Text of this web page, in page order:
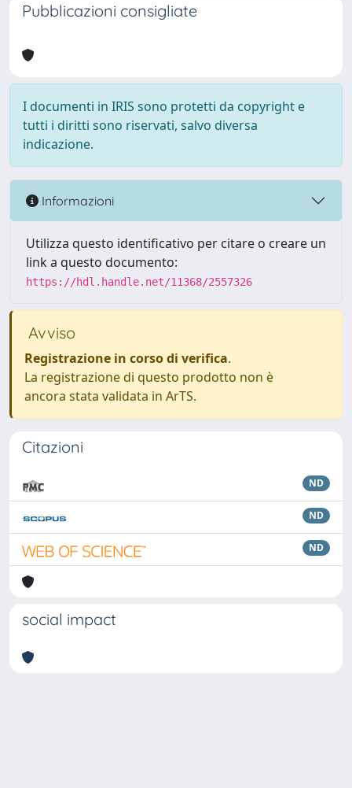
Pubblicazioni consigliate
I documenti in IRIS sono protetti da copyright e
tutti i diritti sono riservati, salvo diversa
indicazione.
Informazioni
Utilizza questo identificativo per citare o creare un
link a questo documento:
https://hdl.handle.net/11368/2557326
Avviso
Registrazione in corso di verifica.
La registrazione di questo prodotto non è
ancora stata validata in ArTS.
Citazioni
ND
ND
ND
social impact